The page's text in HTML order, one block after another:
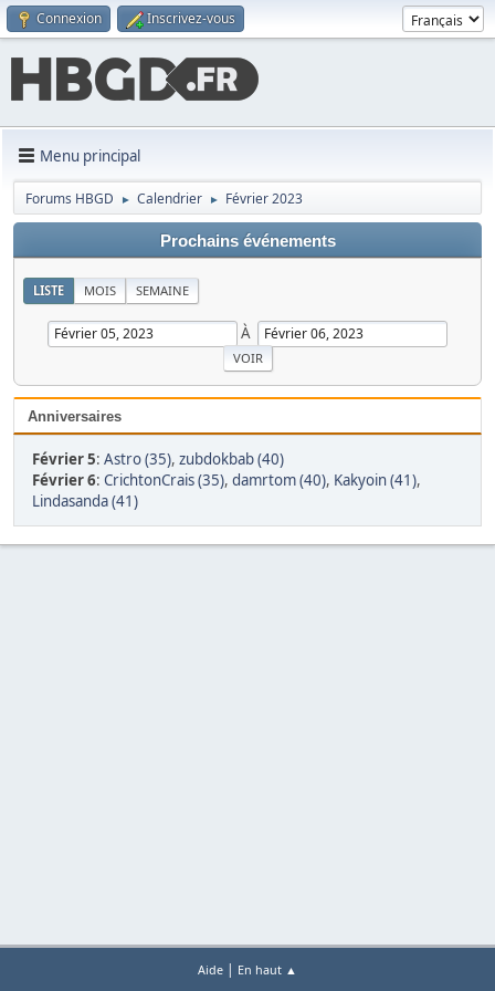
Connexion Inscrivez-vous
Menu principal
Forums HBGD ► Calendrier ► Février 2023
Prochains événements
LISTE MOIS SEMAINE
À
Anniversaires
Février 5: Astro (35), zubdokbab (40)
Février 6: CrichtonCrais (35), damrtom (40), Kakyoin (41),
Lindasanda (41)
Aide | En haut ▲